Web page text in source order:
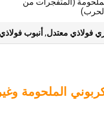
فولاذي معتدل, أنبوب فولاذي